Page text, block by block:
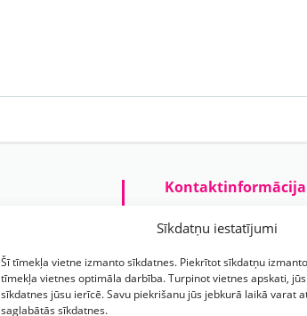
Sīkdatņu iestatījumi
Šī tīmekļa vietne izmanto sīkdatnes. Piekrītot sīkdatņu
tīmekļa vietnes optimāla darbība. Turpinot vietnes apskati,
sīkdatnes jūsu ierīcē. Savu piekrišanu jūs jebkurā laikā varat
saglabātās sīkdatnes.
Kontaktinformācija
Prezentreklāmas
Tālr.:(+371) 29118114
E-pasts: